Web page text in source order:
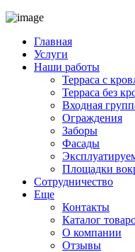
Главная
Услуги
Наши работы
Терраса с
Терраса без
Входная
Ограждения
Заборы
Фасады
Площадки
Сотрудничество
Еще
Контакты
Каталог
О компании
Отзывы